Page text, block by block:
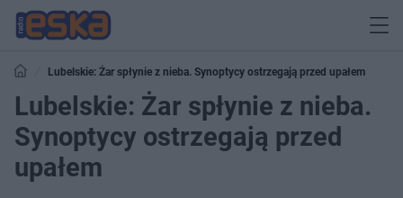
Lubelskie: Żar spłynie z nieba. Synoptycy ostrzegają przed upałem
Lubelskie: Żar spłynie z nieba.
Synoptycy ostrzegają przed
upałem